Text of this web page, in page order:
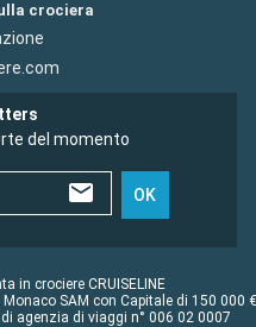
crociera
del momento
OK
in crociere CRUISELINE
SAM con Capitale di 150 000 €
agenzia di viaggi n° 006 02 0007